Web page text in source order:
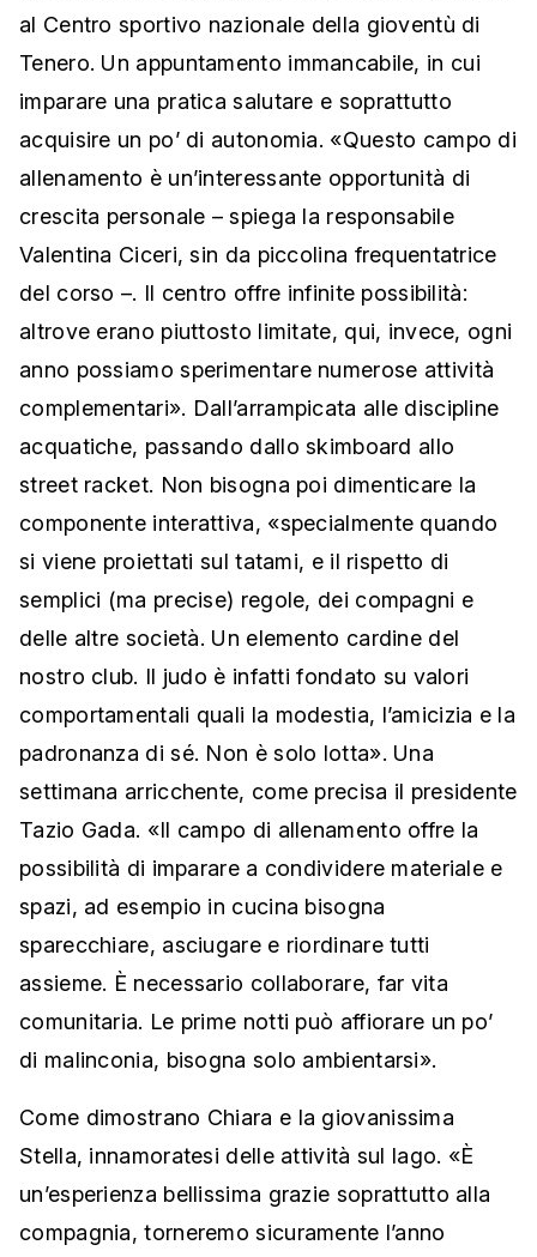
al Centro sportivo nazionale della gioventù di
Tenero. Un appuntamento immancabile, in cui
imparare una pratica salutare e soprattutto
acquisire un po’ di autonomia. «Questo campo di
allenamento è un’interessante opportunità di
crescita personale – spiega la responsabile
Valentina Ciceri, sin da piccolina frequentatrice
del corso –. Il centro offre infinite possibilità:
altrove erano piuttosto limitate, qui, invece, ogni
anno possiamo sperimentare numerose attività
complementari». Dall’arrampicata alle discipline
acquatiche, passando dallo skimboard allo
street racket. Non bisogna poi dimenticare la
componente interattiva, «specialmente quando
si viene proiettati sul tatami, e il rispetto di
semplici (ma precise) regole, dei compagni e
delle altre società. Un elemento cardine del
nostro club. Il judo è infatti fondato su valori
comportamentali quali la modestia, l’amicizia e la
padronanza di sé. Non è solo lotta». Una
settimana arricchente, come precisa il presidente
Tazio Gada. «Il campo di allenamento offre la
possibilità di imparare a condividere materiale e
spazi, ad esempio in cucina bisogna
sparecchiare, asciugare e riordinare tutti
assieme. È necessario collaborare, far vita
comunitaria. Le prime notti può affiorare un po’
di malinconia, bisogna solo ambientarsi».
Come dimostrano Chiara e la giovanissima
Stella, innamoratesi delle attività sul lago. «È
un’esperienza bellissima grazie soprattutto alla
compagnia, torneremo sicuramente l’anno